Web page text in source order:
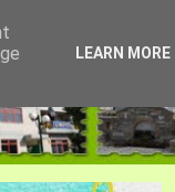
LEARN MORE